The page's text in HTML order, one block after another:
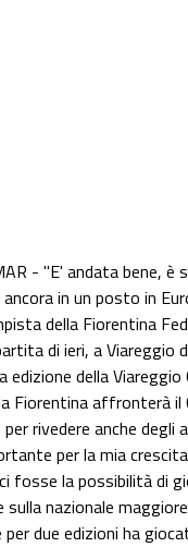
- "E' andata bene,
in un posto in
della Fiorentina
di ieri, a Viareggio
della Viareggio
Fiorentina affronterà il
rivedere anche degli
per la mia
la possibilità di
nazionale
due edizioni ha